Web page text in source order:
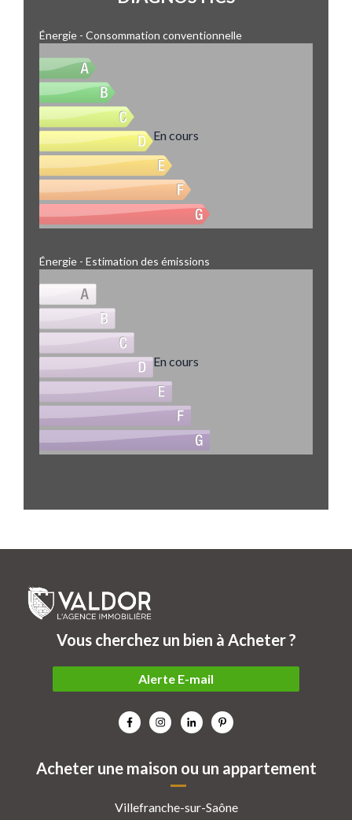
Énergie - Consommation conventionnelle
En cours
Énergie - Estimation des émissions
En cours
Acheter une maison ou un appartement
Villefranche-sur-Saône
Vous cherchez un bien à Acheter ?
Alerte E-mail